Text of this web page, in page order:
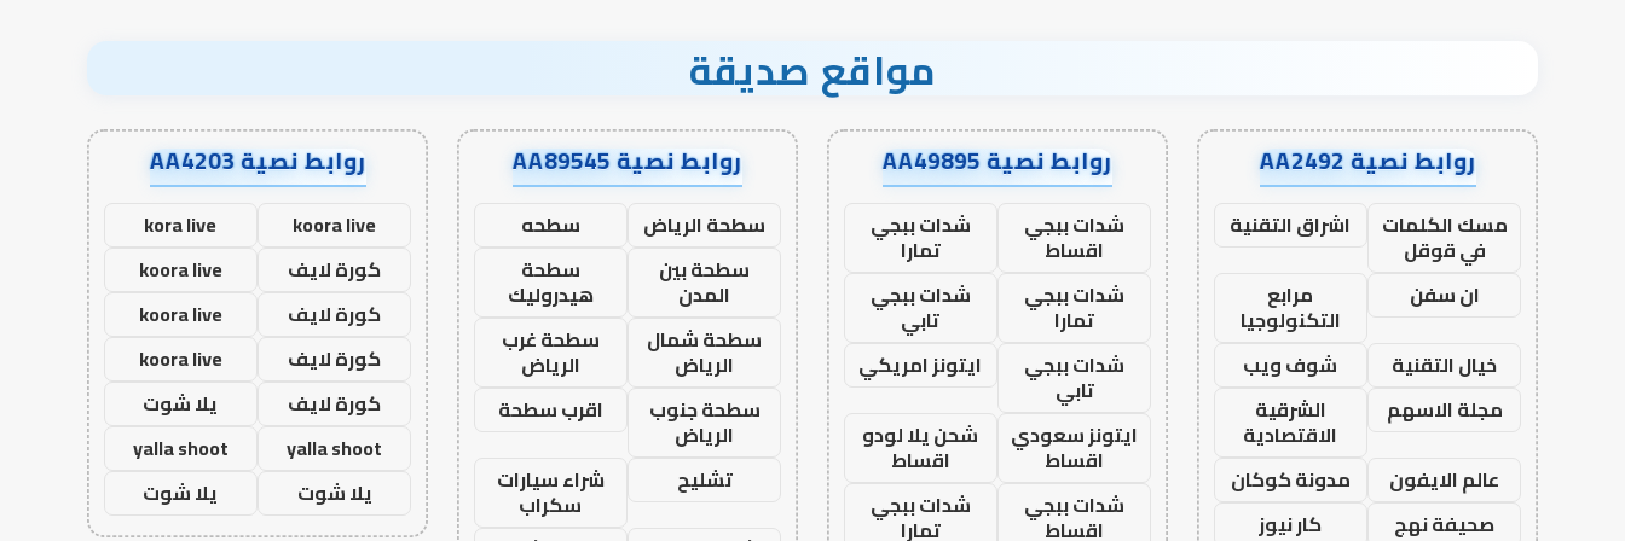
مواقع صديقة
روابط نصية AA2492
مسك الكلمات
في قوقل
اشراق التقنية
ان سفن
مرابع
التكنولوجيا
خيال التقنية
شوف ويب
مجلة الاسهم
الشرقية
الاقتصادية
عالم الايفون
مدونة كوكان
صحيفة نهج
كار نيوز
روابط نصية AA49895
شدات ببجي
اقساط
شدات ببجي
تمارا
شدات ببجي
تمارا
شدات ببجي
تابي
شدات ببجي
تابي
ايتونز امريكي
ايتونز سعودي
اقساط
شحن يلا لودو
اقساط
شدات ببجي
اقساط
شدات ببجي
تمارا
روابط نصية AA89545
سطحة الرياض
سطحه
سطحة بين
المدن
سطحة
هيدروليك
سطحة شمال
الرياض
سطحة غرب
الرياض
سطحة جنوب
الرياض
اقرب سطحة
تشليح
شراء سيارات
سكراب
روابط نصية AA4203
koora live
kora live
كورة لايف
koora live
كورة لايف
koora live
كورة لايف
koora live
كورة لايف
يلا شوت
yalla shoot
yalla shoot
يلا شوت
يلا شوت